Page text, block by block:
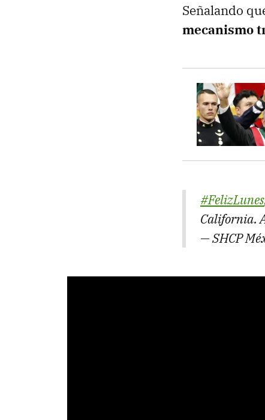
Señalando
mecanismo
#FelizLunes
California.
— SHCP